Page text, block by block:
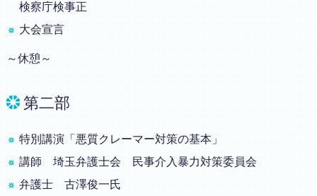
検察庁検事正
大会宣言
～休憩～
第二部
特別講演「悪質クレーマー対策の基本」
講師 埼玉弁護士会 民事介入暴力対策委員会
弁護士 古澤俊一氏